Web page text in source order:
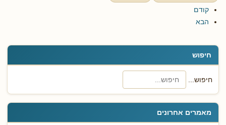
חיפוש
חיפוש...
מאמרים אחרונים
קודם
הבא